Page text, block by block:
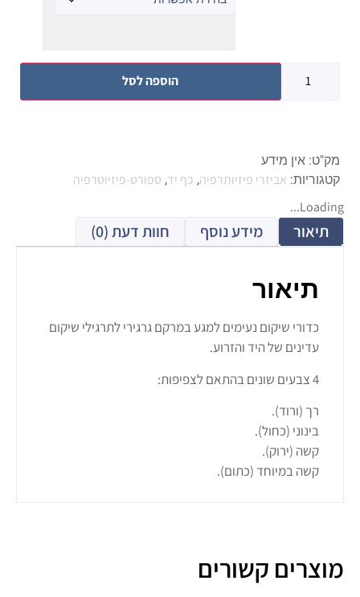
הוספה לסל
מק"ט: אין מידע
קטגוריות: אביזרי פיזיותרפיה, כף יד, ספורט-פיזיוטרפיה
Loading...
תיאור מידע נוסף חוות דעת (0)
תיאור
כדורי שיקום נעימים למגע במרקם גרגירי לתרגילי שיקום
עדינים של היד והזרוע.
4 צבעים שונים בהתאם לצפיפות:
רך (ורוד).
בינוני (כחול).
קשה (ירוק).
קשה במיוחד (כתום).
מוצרים קשורים